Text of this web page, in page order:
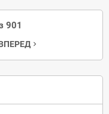
901
navigate_next